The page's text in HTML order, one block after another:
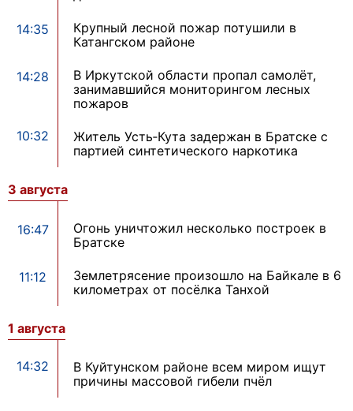
14:35
Крупный лесной пожар потушили в
Катангском районе
14:28
В Иркутской области пропал самолёт,
занимавшийся мониторингом лесных
пожаров
10:32
Житель Усть‑Кута задержан в Братске с
партией синтетического наркотика
3 августа
16:47
Огонь уничтожил несколько построек в
Братске
11:12
Землетрясение произошло на Байкале в 6
километрах от посёлка Танхой
1 августа
14:32
В Куйтунском районе всем миром ищут
причины массовой гибели пчёл